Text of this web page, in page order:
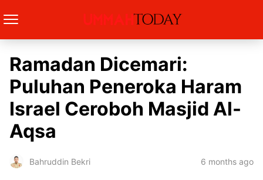
Ramadan Dicemari:
Puluhan Peneroka Haram
Israel Ceroboh Masjid Al-
Aqsa
Bahruddin Bekri 6 months ago